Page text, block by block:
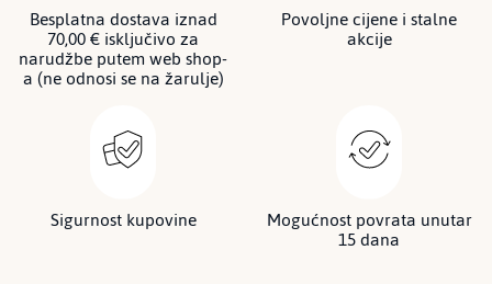
Besplatna dostava iznad
70,00 € isključivo za
narudžbe putem web shop-
a (ne odnosi se na žarulje)
Povoljne cijene i stalne
akcije
Sigurnost kupovine Mogućnost povrata unutar
15 dana